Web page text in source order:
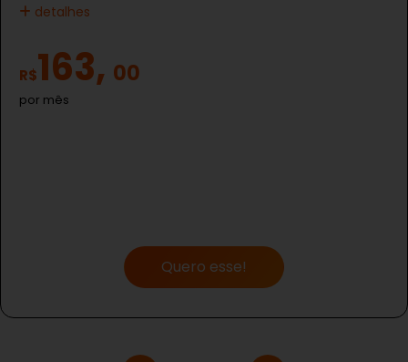
detalhes
R$163, 00
por mês
Quero esse!